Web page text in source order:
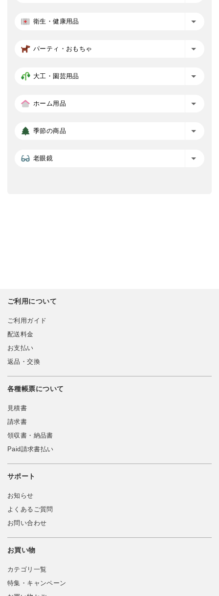
衛生・健康用品
パーティ・おもちゃ
大工・園芸用品
ホーム用品
季節の商品
老眼鏡
ご利用について
ご利用ガイド
配送料金
お支払い
返品・交換
各種帳票について
見積書
請求書
領収書・納品書
Paid請求書払い
サポート
お知らせ
よくあるご質問
お問い合わせ
お買い物
カテゴリ一覧
特集・キャンペーン